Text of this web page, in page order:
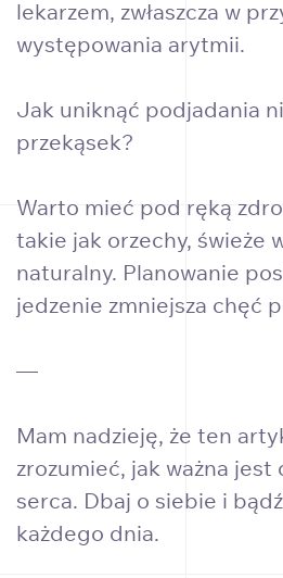
lekarzem, zwłaszcza w
występowania arytmii.
Jak uniknąć podjadania
przekąsek?
Warto mieć pod ręką
takie jak orzechy, świeże
naturalny. Planowanie
jedzenie zmniejsza chęć
—
Mam nadzieję, że ten
zrozumieć, jak ważna
serca. Dbaj o siebie i
każdego dnia.